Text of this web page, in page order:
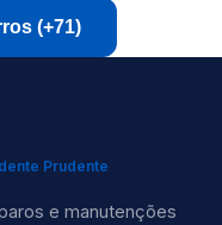
(+71)
Prudente
e manutenções